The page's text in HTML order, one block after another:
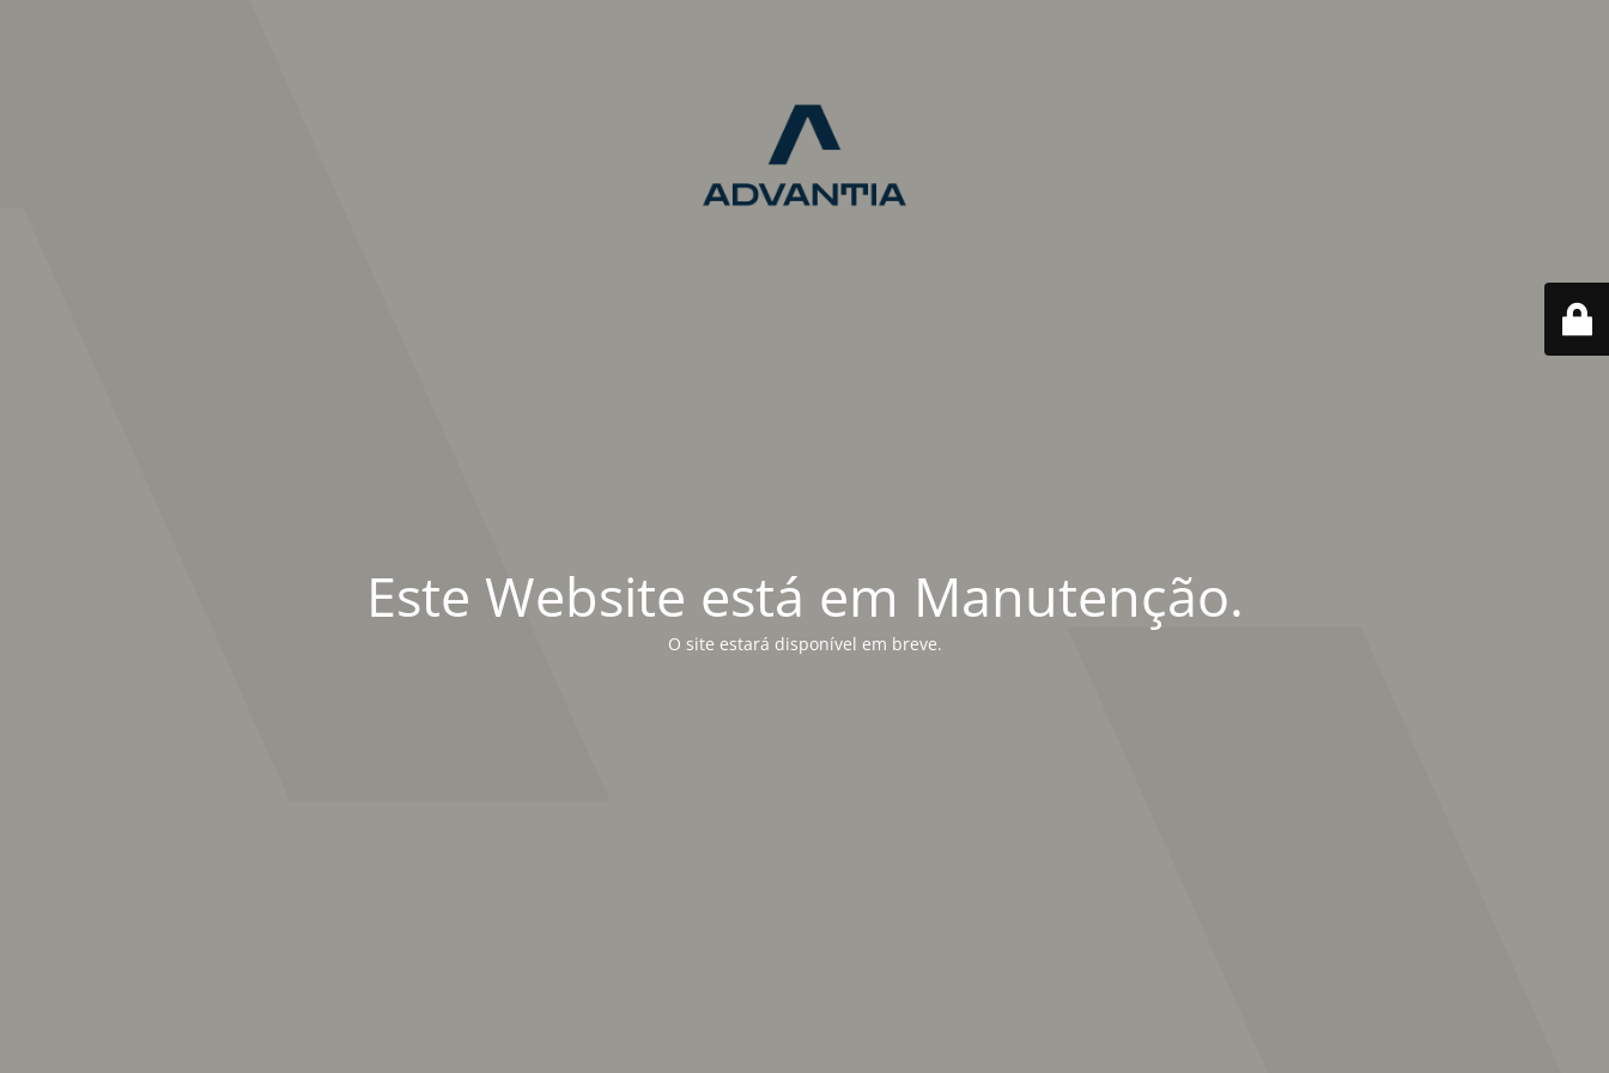
Este Website está em Manutenção.
O site estará disponível em breve.